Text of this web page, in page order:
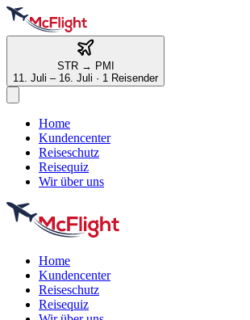
STR→ PMI
11. Juli – 16. Juli · 1 Reisender
Home
Kundencenter
Reiseschutz
Reisequiz
Wir über uns
Home
Kundencenter
Reiseschutz
Reisequiz